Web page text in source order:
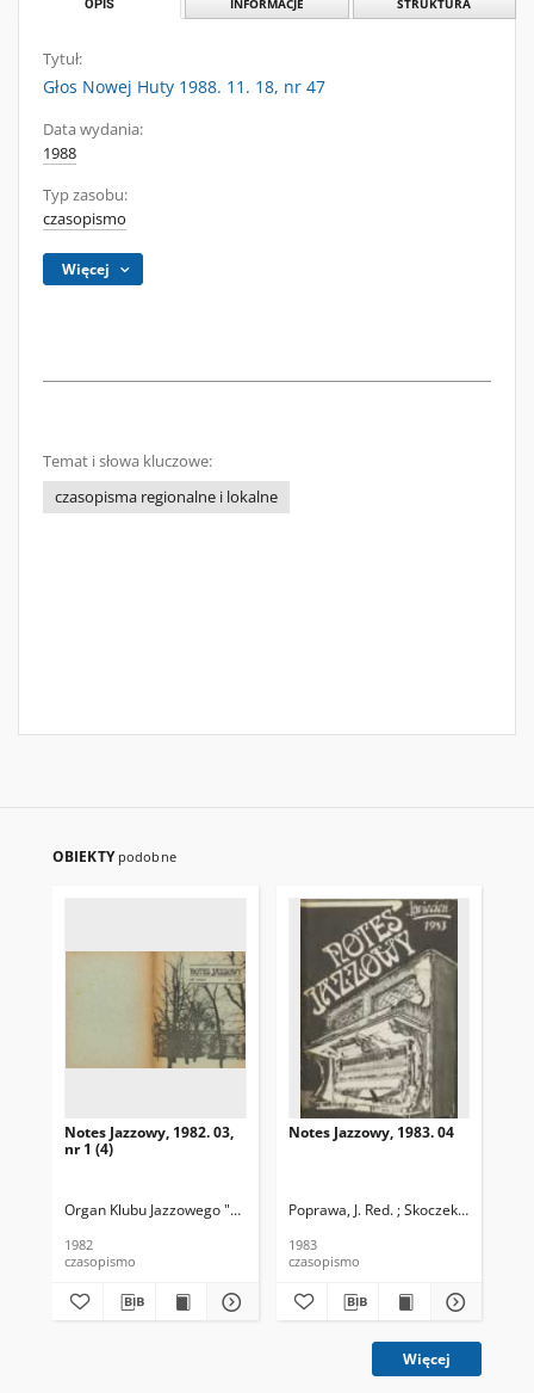
OPIS INFORMACJE STRUKTURA
Tytuł:
Głos Nowej Huty 1988. 11. 18, nr 47
Data wydania:
1988
Typ zasobu:
czasopismo
Więcej
Temat i słowa kluczowe:
czasopisma regionalne i lokalne
OBIEKTY podobne
Notes Jazzowy, 1982. 03,
nr 1 (4)
Organ Klubu Jazzowego "Rotunda" Skoczek, T. Red.
1982
czasopismo
Notes Jazzowy, 1983. 04
Poprawa, J. Red. ; Skoczek T. Red.
1983
czasopismo
Więcej